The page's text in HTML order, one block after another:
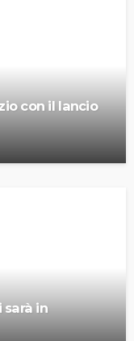
con il lancio
sarà in